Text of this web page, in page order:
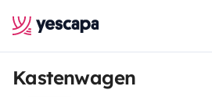
Kastenwagen